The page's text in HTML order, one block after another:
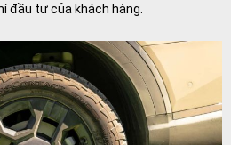
đầu tư của khách hàng.